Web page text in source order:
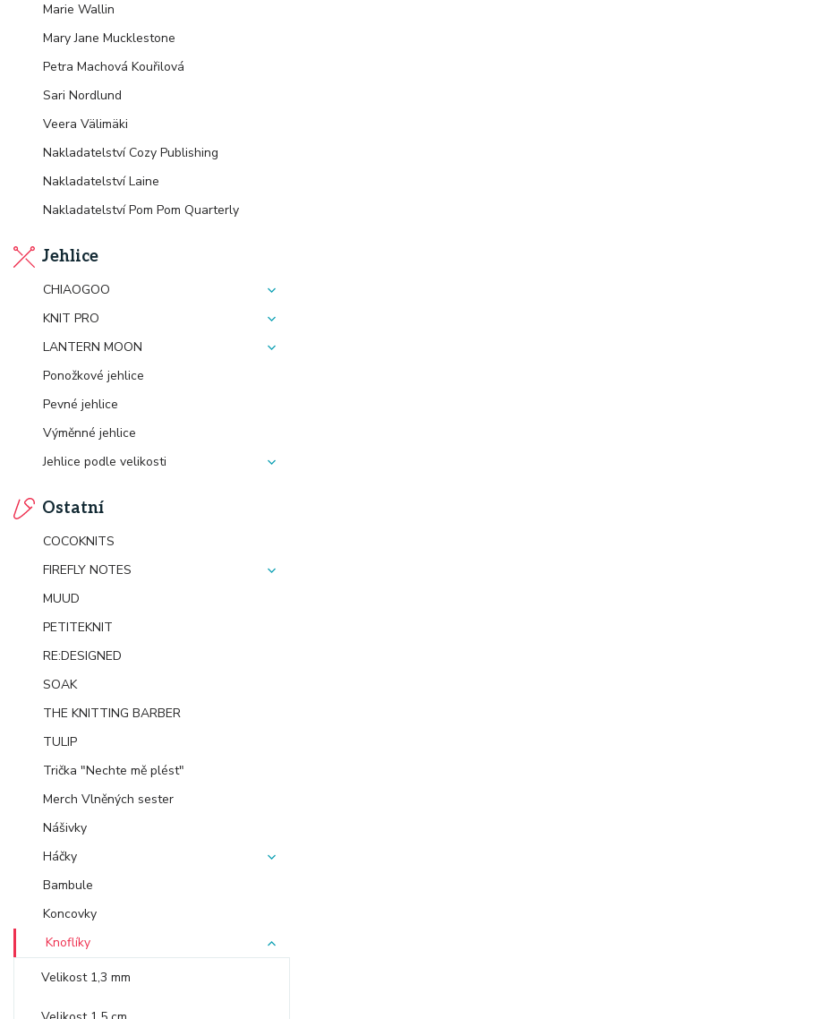
Marie Wallin
Mary Jane Mucklestone
Petra Machová Kouřilová
Sari Nordlund
Veera Välimäki
Nakladatelství Cozy Publishing
Nakladatelství Laine
Nakladatelství Pom Pom Quarterly
Jehlice
CHIAOGOO
KNIT PRO
LANTERN MOON
Ponožkové jehlice
Pevné jehlice
Výměnné jehlice
Jehlice podle velikosti
Ostatní
COCOKNITS
FIREFLY NOTES
MUUD
PETITEKNIT
RE:DESIGNED
SOAK
THE KNITTING BARBER
TULIP
Trička "Nechte mě plést"
Merch Vlněných sester
Nášivky
Háčky
Bambule
Koncovky
Knoflíky
Velikost 1,3 mm